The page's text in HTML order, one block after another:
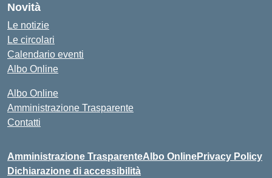
Novità
Le notizie
Le circolari
Calendario eventi
Albo Online
Albo Online
Amministrazione Trasparente
Contatti
Amministrazione TrasparenteAlbo OnlinePrivacy Policy
Dichiarazione di accessibilità